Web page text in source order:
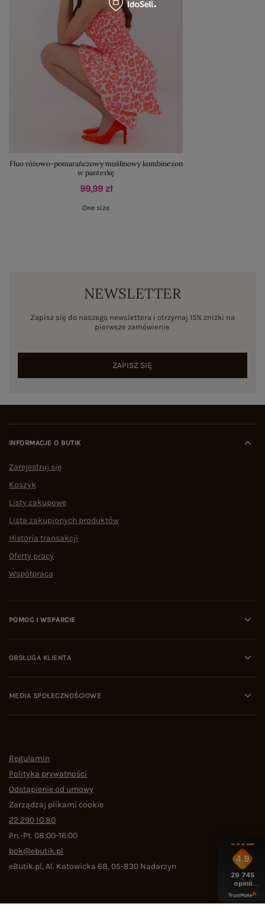
Fluo różowo-pomarańczowy muślinowy kombinezon
w panterkę
99,99 zł
One size
NEWSLETTER
Zapisz się do naszego newslettera i otrzymaj 15% zniżki na
pierwsze zamówienie
ZAPISZ SIĘ
INFORMACJE O BUTIK
Zarejestruj się
Koszyk
Listy zakupowe
Lista zakupionych produktów
Historia transakcji
Oferty pracy
Współpraca
POMOC I WSPARCIE
OBSŁUGA KLIENTA
MEDIA SPOŁECZNOŚCIOWE
Regulamin
Polityka prywatności
Odstąpienie od umowy
Zarządzaj plikami cookie
22 290 10 80
Pn.-Pt. 08:00-16:00
bok@ebutik.pl
eButik.pl,Al. Katowicka 68,05-830 Nadarzyn
4.9
29 745
opinii
z całego